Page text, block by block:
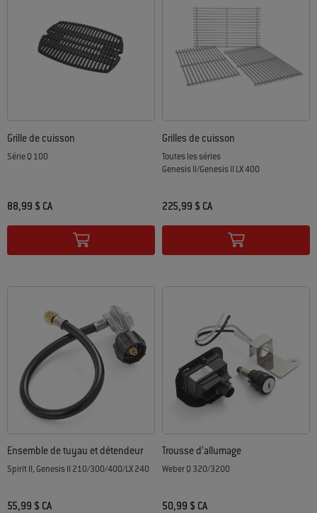
Grille de cuisson
Série Q 100
88,99 $ CA
Color Options
Grilles de cuisson
Toutes les séries
Genesis II/Genesis II LX 400
225,99 $ CA
Color Options
Ensemble de tuyau et détendeur
Spirit II, Genesis II 210/300/400/LX 240
55,99 $ CA
Trousse d’allumage
Weber Q 320/3200
50,99 $ CA